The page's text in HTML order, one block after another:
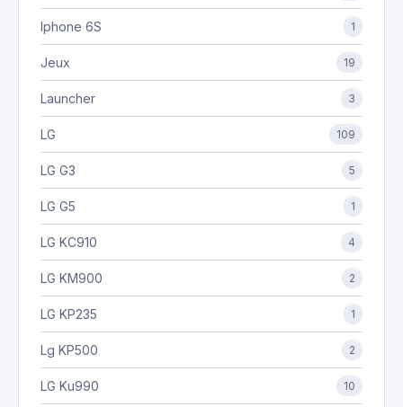
Iphone 6S 1
Jeux 19
Launcher 3
LG 109
LG G3 5
LG G5 1
LG KC910 4
LG KM900 2
LG KP235 1
Lg KP500 2
LG Ku990 10